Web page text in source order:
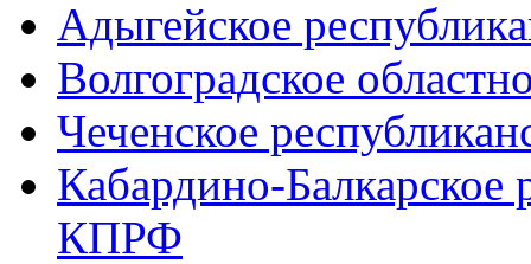
Адыгейское
Волгоградское
Чеченское
Кабардино-Балкарское
КПРФ